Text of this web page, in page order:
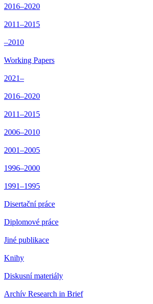
2016–2020
2011–2015
–2010
Working Papers
2021–
2016–2020
2011–2015
2006–2010
2001–2005
1996–2000
1991–1995
Disertační práce
Diplomové práce
Jiné publikace
Knihy
Diskusní materiály
Archív Research in Brief